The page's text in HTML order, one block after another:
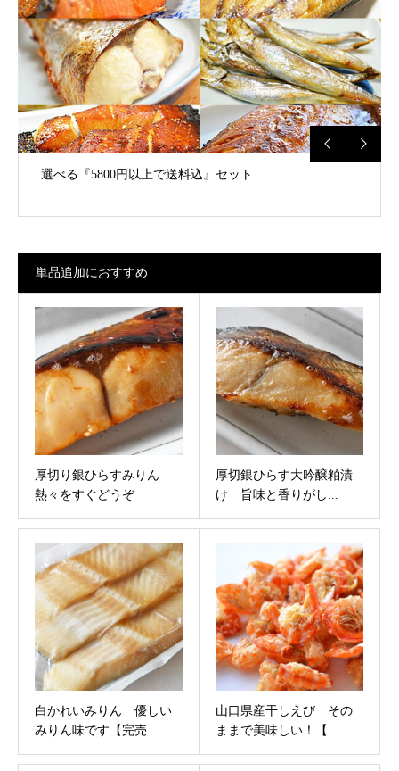
選べる『5800円以上で送料込』セット
少しずつを色々『千草』の”ろ”
単品追加におすすめ
厚切り銀ひらすみりん
熱々をすぐどうぞ
厚切銀ひらす大吟醸粕漬
け 旨味と香りがし...
白かれいみりん 優しい
みりん味です【完売...
山口県産干しえび その
ままで美味しい！【...